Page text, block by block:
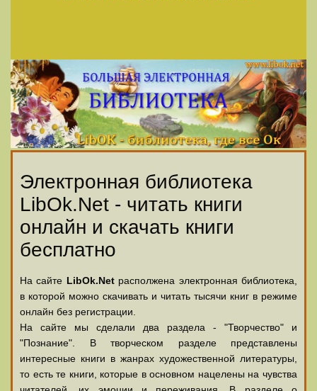
Электронная библиотека
LibOk.Net - читать книги
онлайн и скачать книги
бесплатно
На сайте LibOk.Netрасполжена электронная библиотека,
в которой можно скачивать и читать тысячи книг в режиме
онлайн без регистрации.
На сайте мы сделали два раздела - "Творчество" и
"Познание". В творческом разделе представлены
интересные книги в жанрах художественной литературы,
то есть те книги, которые в основном нацелены на чувства